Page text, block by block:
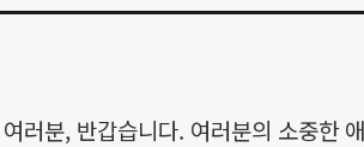
러분, 반갑습니다. 여러분의 소중한